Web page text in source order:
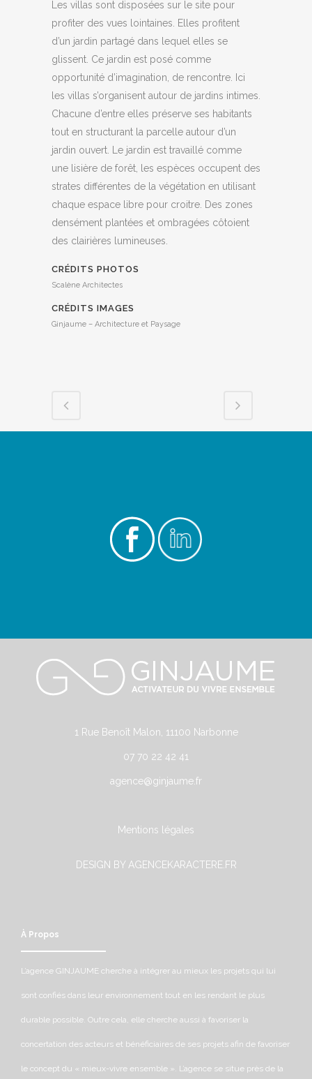
Les villas sont disposées sur le site pour
profiter des vues lointaines. Elles profitent
d’un jardin partagé dans lequel elles se
glissent. Ce jardin est posé comme
opportunité d’imagination, de rencontre. Ici
les villas s’organisent autour de jardins intimes.
Chacune d’entre elles préserve ses habitants
tout en structurant la parcelle autour d’un
jardin ouvert. Le jardin est travaillé comme
une lisière de forêt, les espèces occupent des
strates différentes de la végétation en utilisant
chaque espace libre pour croitre. Des zones
densément plantées et ombragées côtoient
des clairières lumineuses.
CRÉDITS PHOTOS
Scalène Architectes
CRÉDITS IMAGES
Ginjaume – Architecture et Paysage
1 Rue Benoît Malon, 11100 Narbonne
07 70 22 42 41
agence@ginjaume.fr
Mentions légales
DESIGN BY AGENCEKARACTERE.FR
À Propos
L’agence GINJAUME cherche à intégrer au mieux les projets qui lui
sont confiés dans leur environnement tout en les rendant le plus
durable possible. Outre cela, elle cherche aussi à favoriser la
concertation des acteurs et bénéficiaires de ses projets afin de favoriser
le concept du « mieux-vivre ensemble ». L’agence se situe près de la